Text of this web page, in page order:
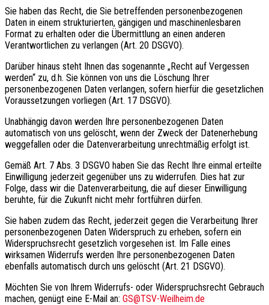
Sie haben das Recht, die Sie betreffenden personenbezogenen
Daten in einem strukturierten, gängigen und maschinenlesbaren
Format zu erhalten oder die Übermittlung an einen anderen
Verantwortlichen zu verlangen (Art. 20 DSGVO).
Darüber hinaus steht Ihnen das sogenannte „Recht auf Vergessen
werden“ zu, d.h. Sie können von uns die Löschung Ihrer
personenbezogenen Daten verlangen, sofern hierfür die gesetzlichen
Voraussetzungen vorliegen (Art. 17 DSGVO).
Unabhängig davon werden Ihre personenbezogenen Daten
automatisch von uns gelöscht, wenn der Zweck der Datenerhebung
weggefallen oder die Datenverarbeitung unrechtmäßig erfolgt ist.
Gemäß Art. 7 Abs. 3 DSGVO haben Sie das Recht Ihre einmal erteilte
Einwilligung jederzeit gegenüber uns zu widerrufen. Dies hat zur
Folge, dass wir die Datenverarbeitung, die auf dieser Einwilligung
beruhte, für die Zukunft nicht mehr fortführen dürfen.
Sie haben zudem das Recht, jederzeit gegen die Verarbeitung Ihrer
personenbezogenen Daten Widerspruch zu erheben, sofern ein
Widerspruchsrecht gesetzlich vorgesehen ist. Im Falle eines
wirksamen Widerrufs werden Ihre personenbezogenen Daten
ebenfalls automatisch durch uns gelöscht (Art. 21 DSGVO).
Möchten Sie von Ihrem Widerrufs- oder Widerspruchsrecht Gebrauch
machen, genügt eine E-Mail an: GS@TSV-Weilheim.de